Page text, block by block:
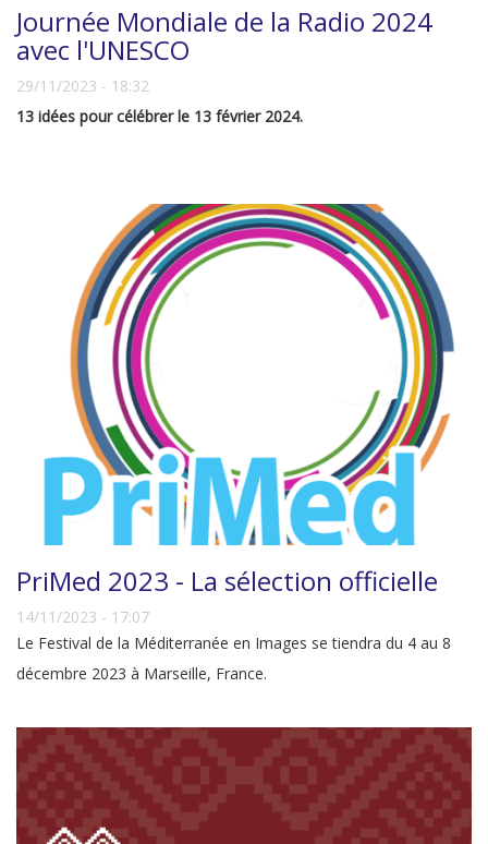
Journée Mondiale de la Radio 2024
avec l'UNESCO
29/11/2023 - 18:32
13 idées pour célébrer le 13 février 2024.
PriMed 2023 - La sélection officielle
14/11/2023 - 17:07
Le Festival de la Méditerranée en Images se tiendra du 4 au 8
décembre 2023 à Marseille, France.